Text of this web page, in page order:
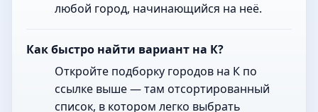
любой город, начинающийся на неё.
Как быстро найти вариант на К?
Откройте подборку городов на К по
ссылке выше — там отсортированный
список, в котором легко выбрать